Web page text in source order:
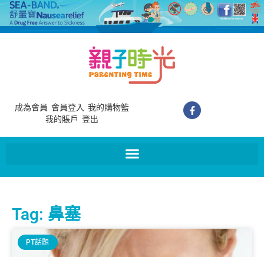
成為會員 會員登入 我的購物籃
我的賬戶 登出
Tag: 鼻塞
PT話題